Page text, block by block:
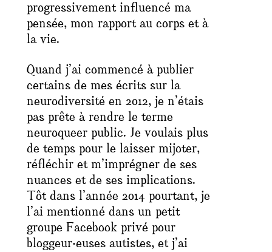
progressivement influencé ma
pensée, mon rapport au corps et à
la vie.
Quand j’ai commencé à publier
certains de mes écrits sur la
neurodiversité en 2012, je n’étais
pas prête à rendre le terme
neuroqueer public. Je voulais plus
de temps pour le laisser mijoter,
réfléchir et m’imprégner de ses
nuances et de ses implications.
Tôt dans l’année 2014 pourtant, je
l’ai mentionné dans un petit
groupe Facebook privé pour
bloggeur‧euses autistes, et j’ai